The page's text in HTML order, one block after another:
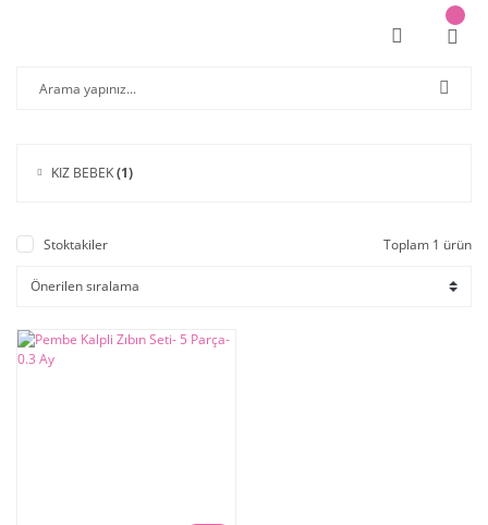
KIZ BEBEK(1)
Stoktakiler Toplam 1 ürün